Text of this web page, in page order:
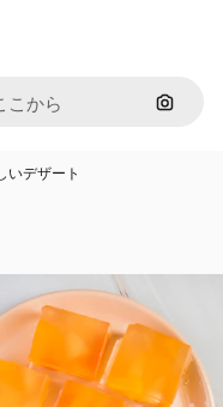
画像で
いデザート